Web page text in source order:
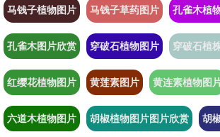
马钱子植物图片 马钱子草药图片 孔雀木植
孔雀木图片欣赏 穿破石植物图片 穿破石植
红缨花植物图片 黄莲素图片 黄连素植物图
六道木植物图片 胡椒植物图片图片欣赏 胡